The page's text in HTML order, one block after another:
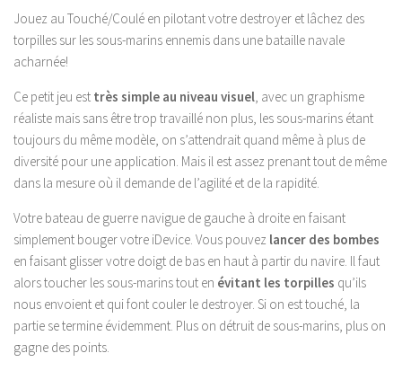
Jouez au Touché/Coulé en pilotant votre destroyer et lâchez des
torpilles sur les sous-marins ennemis dans une bataille navale
acharnée!
Ce petit jeu est très simple au niveau visuel, avec un graphisme
réaliste mais sans être trop travaillé non plus, les sous-marins étant
toujours du même modèle, on s’attendrait quand même à plus de
diversité pour une application. Mais il est assez prenant tout de même
dans la mesure où il demande de l’agilité et de la rapidité.
Votre bateau de guerre navigue de gauche à droite en faisant
simplement bouger votre iDevice. Vous pouvez lancer des bombes
en faisant glisser votre doigt de bas en haut à partir du navire. Il faut
alors toucher les sous-marins tout en évitant les torpilles qu’ils
nous envoient et qui font couler le destroyer. Si on est touché, la
partie se termine évidemment. Plus on détruit de sous-marins, plus on
gagne des points.